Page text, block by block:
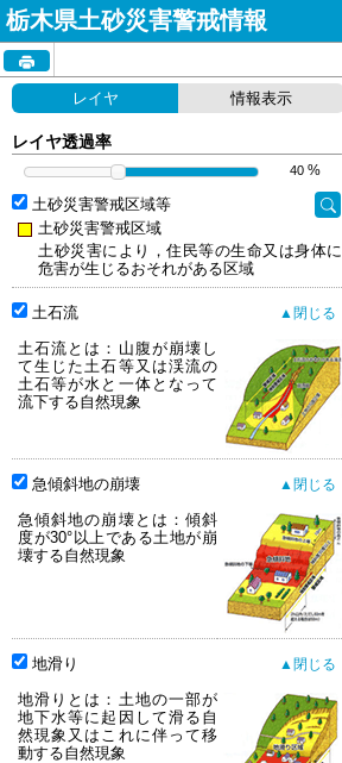
栃木県土砂災害警戒情報
HOME
気象情報
地区別危険度一覧
土砂災害警戒区域マップ
解説
レイヤ 情報表示
レイヤ透過率
%
土砂災害警戒区域等
土砂災害警戒区域
土砂災害により，住民等の生命又は身体に
危害が生じるおそれがある区域
土石流
土石流とは：山腹が崩壊し
て生じた土石等又は渓流の
土石等が水と一体となって
流下する自然現象
急傾斜地の崩壊
急傾斜地の崩壊とは：傾斜
度が30°以上である土地が崩
壊する自然現象
地滑り
地滑りとは：土地の一部が
地下水等に起因して滑る自
然現象又はこれに伴って移
動する自然現象